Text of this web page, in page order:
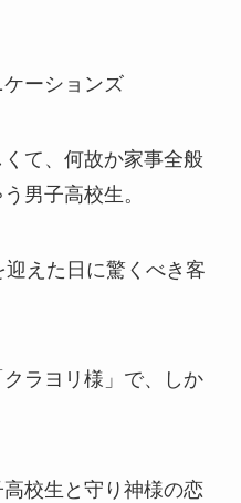
ーションズ
て、何故か家事全般
男子高校生。
えた日に驚くべき客
ラヨリ様」で、しか
校生と守り神様の恋